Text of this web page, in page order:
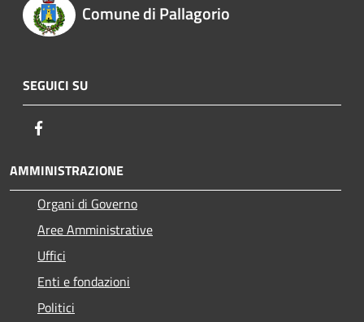
Comune di Pallagorio
SEGUICI SU
AMMINISTRAZIONE
Organi di Governo
Aree Amministrative
Uffici
Enti e fondazioni
Politici